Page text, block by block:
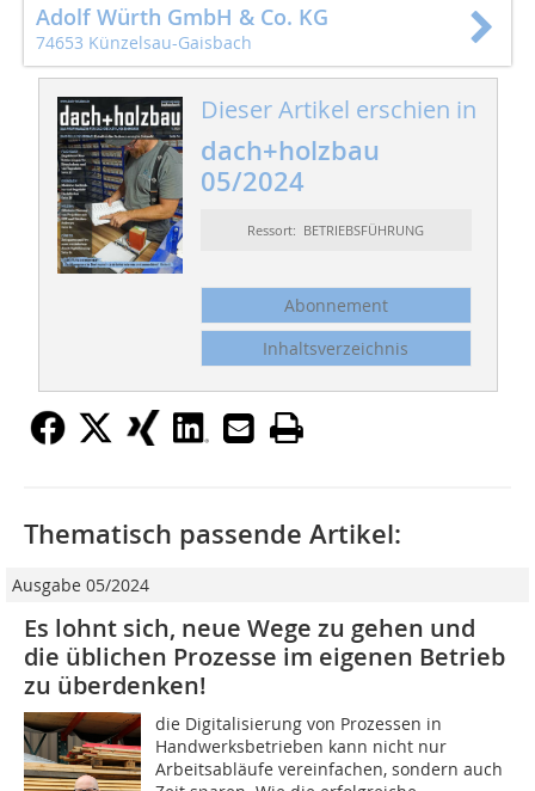
Adolf Würth GmbH & Co. KG
74653 Künzelsau-Gaisbach
Dieser Artikel erschien in
dach+holzbau
05/2024
Ressort: BETRIEBSFÜHRUNG
Abonnement
Inhaltsverzeichnis
Thematisch passende Artikel:
Ausgabe 05/2024
Es lohnt sich, neue Wege zu gehen und
die üblichen Prozesse im eigenen Betrieb
zu überdenken!
die Digitalisierung von Prozessen in
Handwerksbetrieben kann nicht nur
Arbeitsabläufe vereinfachen, sondern auch